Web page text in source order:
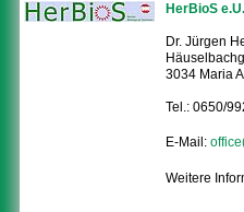
HerBioS e.U.
Dr. Jürgen
3034 Maria
Tel.: 0650/
E-Mail:
Weitere